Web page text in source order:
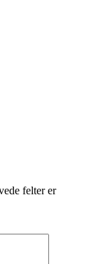
felter er